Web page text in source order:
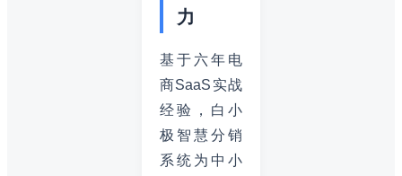
力
基于六年电
商SaaS实战
经验，白小
极智慧分销
系统为中小